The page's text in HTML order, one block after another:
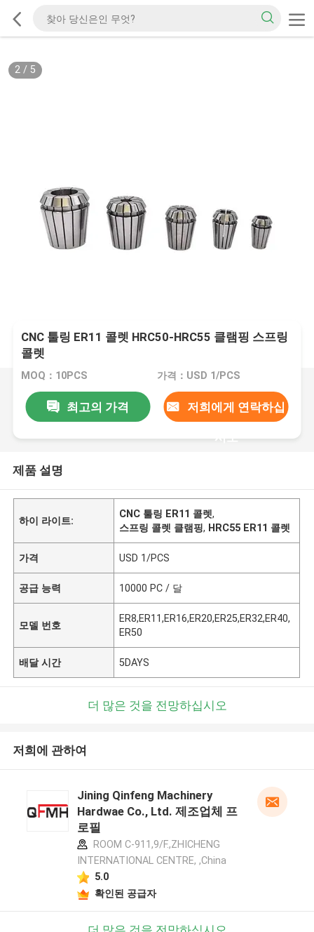
2/ 5
CNC 툴링 ER11 콜렛 HRC50-HRC55 클램핑 스프링
콜렛
MOQ：10PCS 가격：USD 1/PCS
최고의 가격 저희에게 연락하십
시오
제품 설명
하이 라이트:
CNC 툴링 ER11 콜렛,
스프링 콜렛 클램핑, HRC55 ER11 콜렛
가격 USD 1/PCS
공급 능력 10000 PC / 달
모델 번호
ER8,ER11,ER16,ER20,ER25,ER32,ER40,
ER50
배달 시간 5DAYS
더 많은 것을 전망하십시오
저희에 관하여
Jining Qinfeng Machinery
Hardwae Co., Ltd. 제조업체 프
로필
ROOM C-911,9/F.,ZHICHENG
INTERNATIONAL CENTRE, ,China
5.0
확인된 공급자